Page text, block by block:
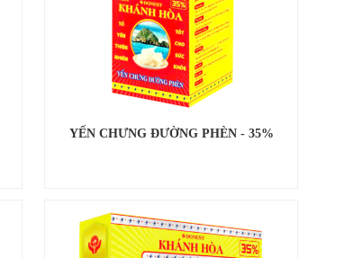
YẾN CHƯNG ĐƯỜNG PHÈN - 35%